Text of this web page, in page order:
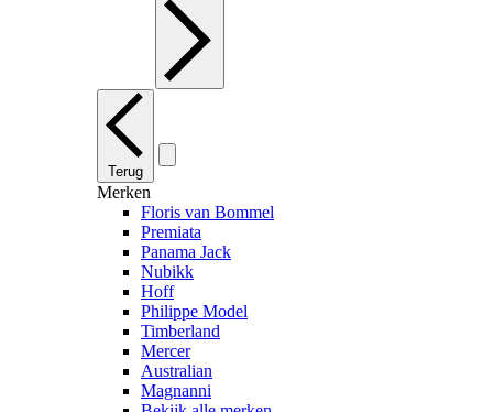
Terug
Merken
Floris van Bommel
Premiata
Panama Jack
Nubikk
Hoff
Philippe Model
Timberland
Mercer
Australian
Magnanni